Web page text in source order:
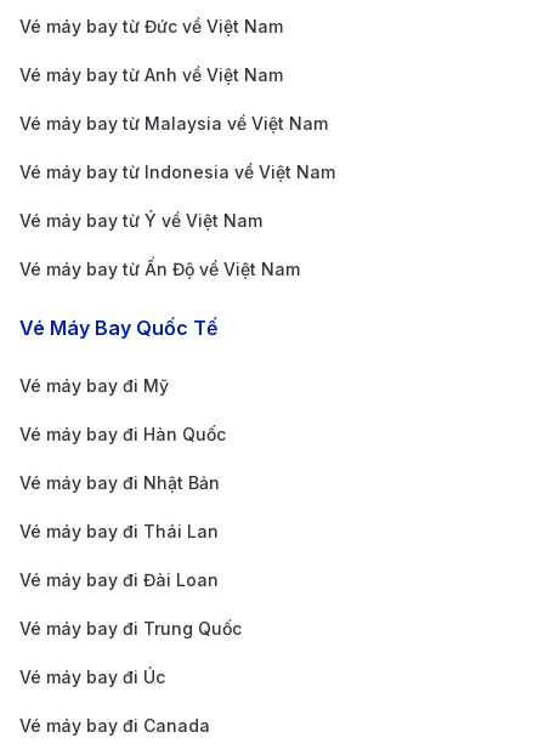
Bắc Kinh Hà Nội
8.544.000 VNĐ
Giá vé máy bay
Bắc Kinh Hà Nội
3.766.000 VNĐ
Bắc Kinh Hà Nội
qua Skyscanner
tổng hợp
Giá vé máy bay
qua Expedia
Hướng dẫn cách di chuyển từ trung
bay Hà Nội đi trung tâm thành phố
Bắc Kinh đi sân bay
Thành phố Bắc Kinh có hai sân bay chính là Sân bay
quốc tế Thủ đô Bắc Kinh (PEK) và Sân bay quốc tế
Đại Hưng Bắc Kinh (PKX). Mỗi sân bay có nhiều lựa
Vé máy bay từ Đức về Việt Nam
Vé máy bay từ Anh về Việt Nam
Vé máy bay từ Malaysia về Việt Nam
Vé máy bay từ Indonesia về Việt Nam
Vé máy bay từ Ý về Việt Nam
Vé máy bay từ Ấn Độ về Việt Nam
Vé Máy Bay Quốc Tế
Vé máy bay đi Mỹ
Vé máy bay đi Hàn Quốc
Vé máy bay đi Nhật Bản
Vé máy bay đi Thái Lan
Vé máy bay đi Đài Loan
Vé máy bay đi Trung Quốc
Vé máy bay đi Úc
Vé máy bay đi Canada